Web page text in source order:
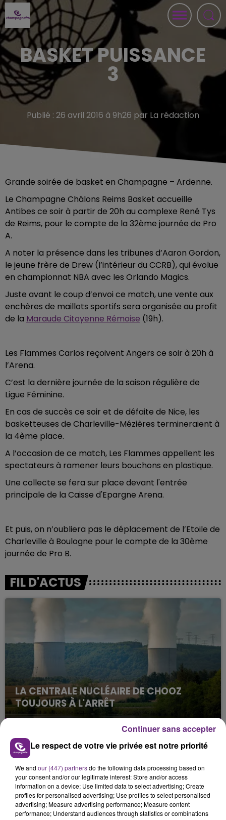
BASKET PUISSANCE
3
Publié : 26 avril 2016 à 9h26 par La rédaction
Grande soirée de basket en Champagne – Ardenne.
Le Champagne Châlons Reims Basket accueille
Antibes ce soir à partir de 20h au complexe René Tys
de Reims, pour le compte de la 32ème journée de Pro
A.
A noter la présence dans les tribunes d’Aaron Gordon,
le jeune frère de Drew (l’intérieur du CCRB), qui évolue
en championnat NBA avec les Orlando Magics.
Juste avant le coup d’envoi ce match, une vente aux
enchères de maillots sportifs sera organisée au profit
de la Maraude Citoyenne Rémoise (19h).
Les Flammes Carlos reçoivent Angers ce soir à 20h à
l’Arena.
C’est la dernière journée de la saison régulière de
Ligue Féminine.
En cas de succès ce soir et de défaite de Nice, les
basketteuses de Charleville-Mézières termineraient à
la 4ème place.
A l’occasion de ce match, Les Flammes appellent les
spectateurs à ramener leurs bouchons en plastique.
Une collecte se fera sur place devant l'entrée
principale de la Caisse d'Epargne Arena.
Et puis, on n’oubliera pas le déplacement de l’Etoile de
Charleville à Boulogne pour le compte de la 30ème
journée de Pro B.
FIL D'ACTUS
LA CENTRALE NUCLÉAIRE DE CHOOZ
TOUJOURS À L'ARRÊT
Cela fait déjà une semaine que la centrale
nucléaire ardennaise est à l'arrêt. Une situation
justifiée par la sécheresse intense qui est toujours
présente.
Le respect de votre vie privée est notre priorité
We and our (447) partnersdo the following data processing based on
your consent and/or our legitimate interest: Store and/or access
information on a device; Use limited data to select advertising; Create
profiles for personalised advertising; Use profiles to select personalised
advertising; Measure advertising performance; Measure content
performance; Understand audiences through statistics or combinations
Continuer sans accepter